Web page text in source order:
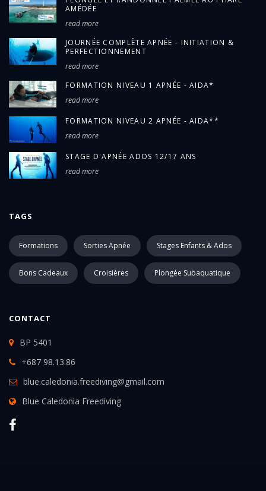
AMÉDÉE
read more
JOURNÉE COMPLÈTE APNÉE - INITIATION &
PERFECTIONNEMENT
read more
FORMATION NIVEAU 1 APNÉE - AIDA*
read more
FORMATION NIVEAU 2 APNÉE - AIDA**
read more
STAGE D'APNÉE ADOS 12/17 ANS
read more
TAGS
Formations Sorties Apnée Stages Enfants & Ados
Bons Cadeaux Croisières Plongée Subaquatique
CONTACT
BP 5401
+687 98.13.86
blue.caledonia.freediving@gmail.com
Blue Caledonia Freediving